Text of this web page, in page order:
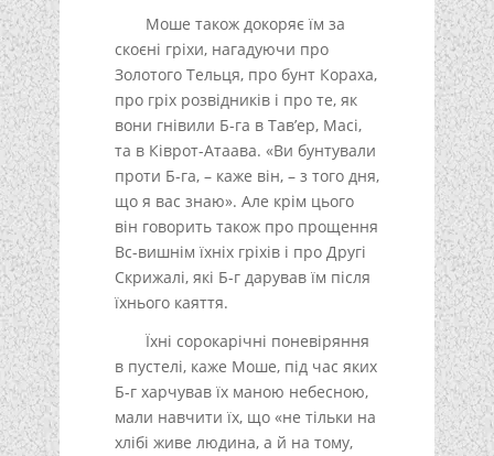
Моше також докоряє їм за
скоєні гріхи, нагадуючи про
Золотого Тельця, про бунт Кораха,
про гріх розвідників і про те, як
вони гнівили Б-га в Тав’ер, Масі,
та в Ківрот-Атаава. «Ви бунтували
проти Б-га, – каже він, – з того дня,
що я вас знаю». Але крім цього
він говорить також про прощення
Вс-вишнім їхніх гріхів і про Другі
Скрижалі, які Б-г дарував їм після
їхнього каяття.
Їхні сорокарічні поневіряння
в пустелі, каже Моше, під час яких
Б-г харчував їх маною небесною,
мали навчити їх, що «не тільки на
хлібі живе людина, а й на тому,